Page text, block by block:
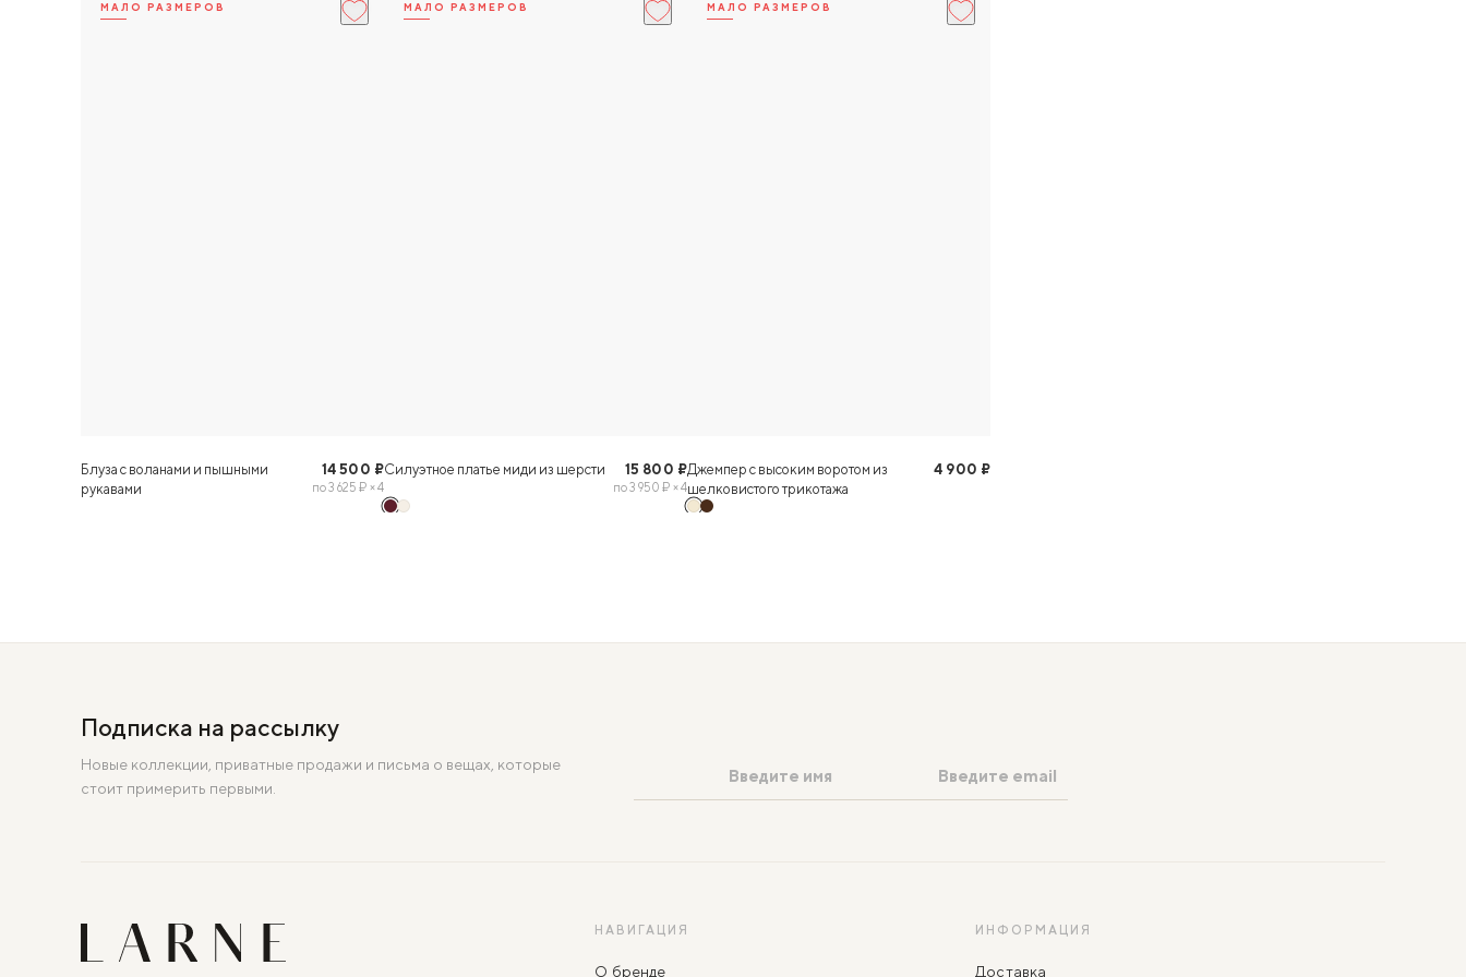
МАЛО РАЗМЕРОВ
XS M В КОРЗИНУ
Блуза с воланами и пышными
рукавами
14 500 ₽
по 3 625 ₽ × 4
МАЛО РАЗМЕРОВ
XS S В КОРЗИНУ
Силуэтное платье миди из шерсти 15 800 ₽
по 3 950 ₽ × 4
МАЛО РАЗМЕРОВ
XS S В КОРЗИНУ
Джемпер с высоким воротом из
шелковистого трикотажа
4 900 ₽
Подписка на рассылку
Новые коллекции, приватные продажи и письма о вещах, которые
стоит примерить первыми.
НАВИГАЦИЯ
О бренде
ИНФОРМАЦИЯ
Доставка